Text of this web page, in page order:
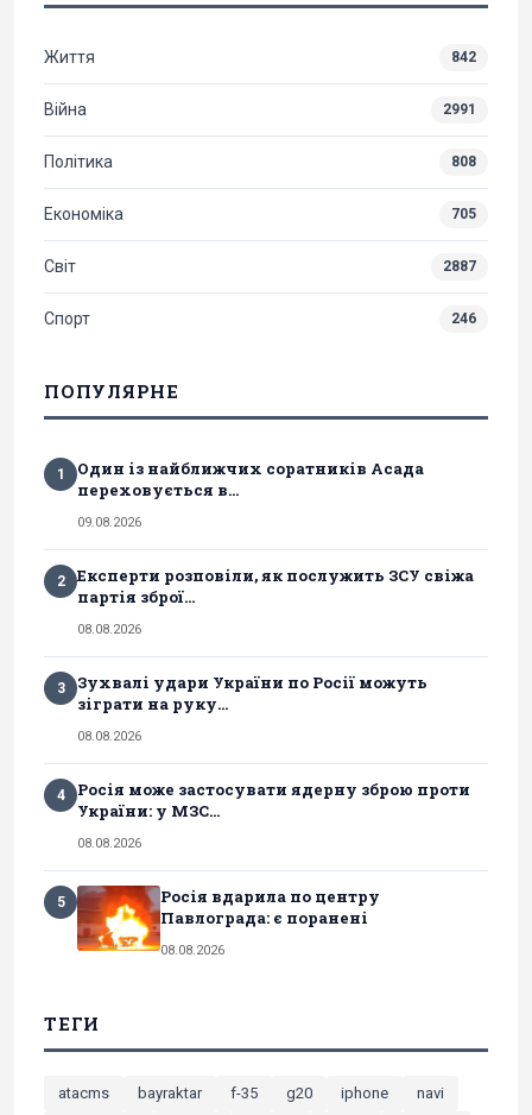
Життя 842
Війна 2991
Політика 808
Економіка 705
Світ 2887
Спорт 246
ПОПУЛЯРНЕ
1
Один із найближчих соратників Асада
переховується в...
09.08.2026
2
Експерти розповіли, як послужить ЗСУ свіжа
партія зброї...
08.08.2026
3
Зухвалі удари України по Росії можуть
зіграти на руку...
08.08.2026
4
Росія може застосувати ядерну зброю проти
України: у МЗС...
08.08.2026
5
Росія вдарила по центру
Павлограда: є поранені
08.08.2026
ТЕГИ
atacms bayraktar f-35 g20 iphone
navi